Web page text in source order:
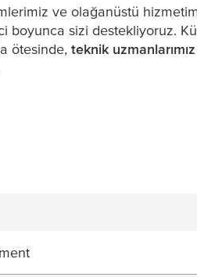
ve olağanüstü
boyunca sizi destekliyoruz.
ötesinde, teknik uzmanlarımız